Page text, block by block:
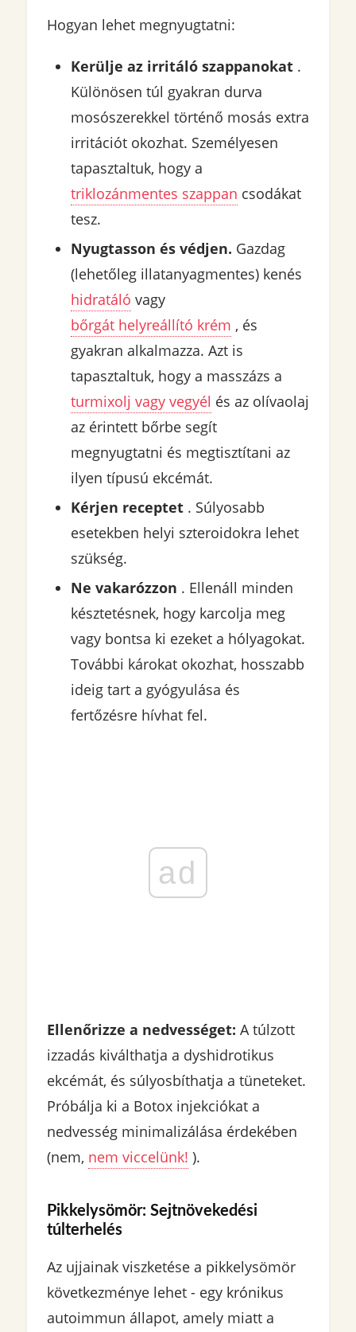
Hogyan lehet megnyugtatni:
Kerülje az irritáló szappanokat.
Különösen túl gyakran durva
mosószerekkel történő mosás extra
irritációt okozhat. Személyesen
tapasztaltuk, hogy a
triklozánmentes szappan csodákat
tesz.
Nyugtasson és védjen. Gazdag
(lehetőleg illatanyagmentes) kenés
hidratáló vagy
bőrgát helyreállító krém , és
gyakran alkalmazza. Azt is
tapasztaltuk, hogy a masszázs a
turmixolj vagy vegyél és az olívaolaj
az érintett bőrbe segít
megnyugtatni és megtisztítani az
ilyen típusú ekcémát.
Kérjen receptet. Súlyosabb
esetekben helyi szteroidokra lehet
szükség.
Ne vakarózzon . Ellenáll minden
késztetésnek, hogy karcolja meg
vagy bontsa ki ezeket a hólyagokat.
További károkat okozhat, hosszabb
ideig tart a gyógyulása és
fertőzésre hívhat fel.
ad
Ellenőrizze a nedvességet: A túlzott
izzadás kiválthatja a dyshidrotikus
ekcémát, és súlyosbíthatja a tüneteket.
Próbálja ki a Botox injekciókat a
nedvesség minimalizálása érdekében
(nem, nem viccelünk! ).
Pikkelysömör: Sejtnövekedési
túlterhelés
Az ujjainak viszketése a pikkelysömör
következménye lehet - egy krónikus
autoimmun állapot, amely miatt a